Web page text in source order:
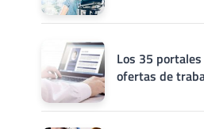
Los 35
ofertas de